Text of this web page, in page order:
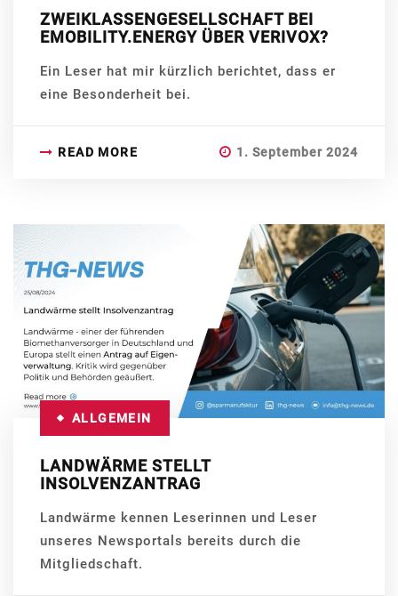
ZWEIKLASSENGESELLSCHAFT BEI
EMOBILITY.ENERGY ÜBER VERIVOX?
Ein Leser hat mir kürzlich berichtet, dass er
eine Besonderheit bei.
READ MORE 1. September 2024
ALLGEMEIN
LANDWÄRME STELLT
INSOLVENZANTRAG
Landwärme kennen Leserinnen und Leser
unseres Newsportals bereits durch die
Mitgliedschaft.